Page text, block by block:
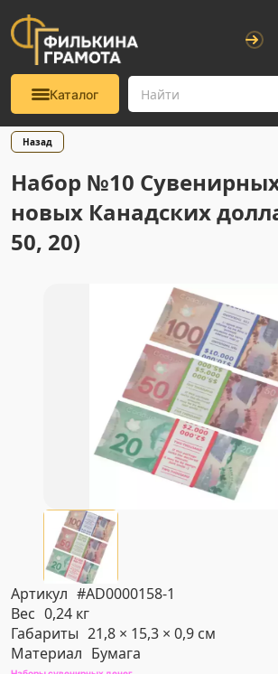
Каталог
Назад
Набор №10
новых Канадских
50, 20)
Артикул #AD0000158-1
Вес 0,24 кг
Габариты 21,8 × 15,3 × 0,9 см
Материал Бумага